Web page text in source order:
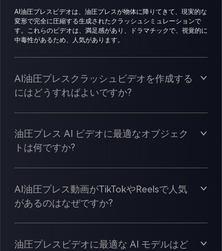
AI油圧プレスビデオは、油圧プレスが物体に降りてきて、現実的な
変形で完全に圧縮する生成されたクラッシュシミュレーションで
す。これらのビデオは、満足感があり、ドラマチックで、視覚的に
中毒性があるため、人気があります。
AI油圧プレスクラッシュビデオを作成する
にはどうすればよいですか?
油圧プレス AI ビデオに最適なオブジェク
トは何ですか?
AI油圧プレス動画がTikTokやReelsで人気
があるのはなぜですか?
油圧プレスビデオに最適な AI モデルはど